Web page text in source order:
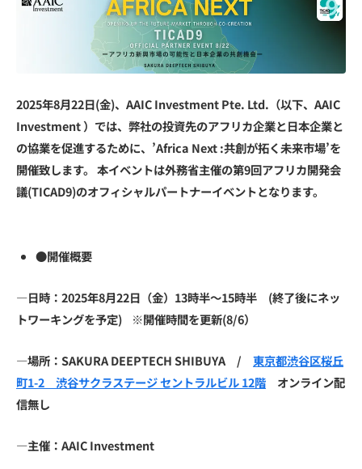
2025年8月22日(金)、AAIC Investment Pte. Ltd.（以下、AAIC
Investment ）では、弊社の投資先のアフリカ企業と日本企業と
の協業を促進するために、’Africa Next :共創が拓く未来市場’を
開催致します。 本イベントは外務省主催の第9回アフリカ開発会
議(TICAD9)のオフィシャルパートナーイベントとなります。
●開催概要
―日時： 2025年8月22日（金）13時半～15時半 (終了後にネッ
トワーキングを予定) ※開催時間を更新(8/6）
―場所： SAKURA DEEPTECH SHIBUYA / 東京都渋⾕区桜丘
町1-2 渋谷サクラステージ セントラルビル 12階 オンライン配
信無し
―主催： AAIC Investment